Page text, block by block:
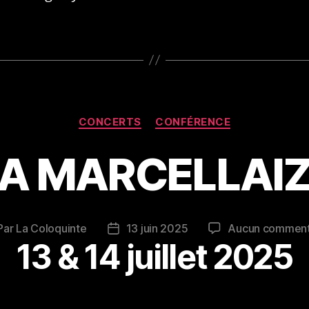
Catégories
CONCERTS CONFÉRENCE
La Coloquinte
Date
de
l’article
13 juin 2025 Aucun
13 & 14 juillet 2025